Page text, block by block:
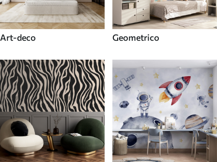
Art-deco Geometrico